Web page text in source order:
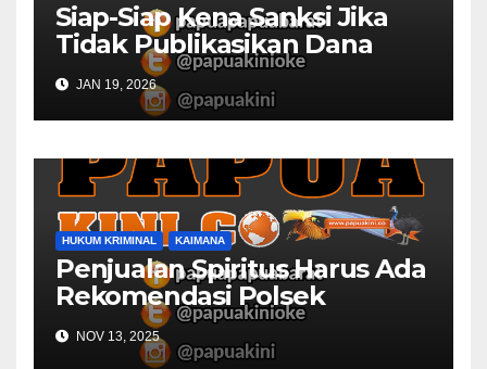
Siap-Siap Kena Sanksi Jika
Tidak Publikasikan Dana
Desa
JAN 19, 2026
HUKUM KRIMINAL KAIMANA
Penjualan Spiritus Harus Ada
Rekomendasi Polsek
Kaimana
NOV 13, 2025